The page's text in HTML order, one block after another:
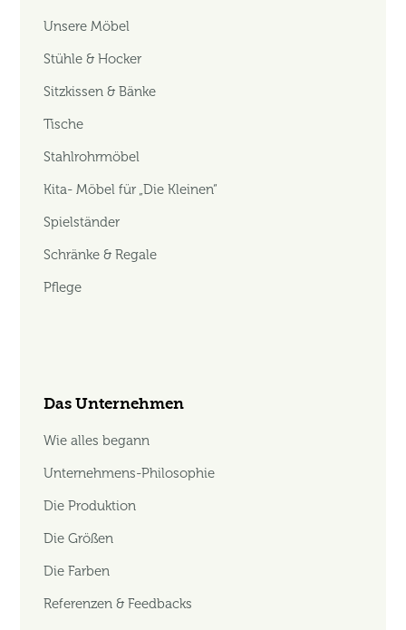
Unsere Möbel
Stühle & Hocker
Sitzkissen & Bänke
Tische
Stahlrohrmöbel
Kita- Möbel für „Die Kleinen“
Spielständer
Schränke & Regale
Pflege
Das Unternehmen
Wie alles begann
Unternehmens-Philosophie
Die Produktion
Die Größen
Die Farben
Referenzen & Feedbacks